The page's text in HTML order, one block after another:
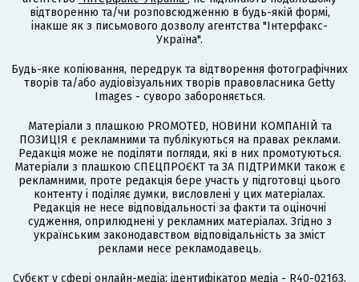
відтворенню та/чи розповсюдженню в будь-якій формі,
інакше як з письмового дозволу агентства "Інтерфакс-
Україна".
Будь-яке копіювання, передрук та відтворення фотографічних
творів та/або аудіовізуальних творів правовласника Getty
Images - суворо забороняється.
Матеріали з плашкою PROMOTED, НОВИНИ КОМПАНІЙ та
ПОЗИЦІЯ є рекламними та публікуються на правах реклами.
Редакція може не поділяти погляди, які в них промотуються.
Матеріали з плашкою СПЕЦПРОЄКТ та ЗА ПІДТРИМКИ також є
рекламними, проте редакція бере участь у підготовці цього
контенту і поділяє думки, висловлені у цих матеріалах.
Редакція не несе відповідальності за факти та оціночні
судження, оприлюднені у рекламних матеріалах. Згідно з
українським законодавством відповідальність за зміст
реклами несе рекламодавець.
Cубєкт у сфері онлайн-медіа; ідентифікатор медіа - R40-02163.